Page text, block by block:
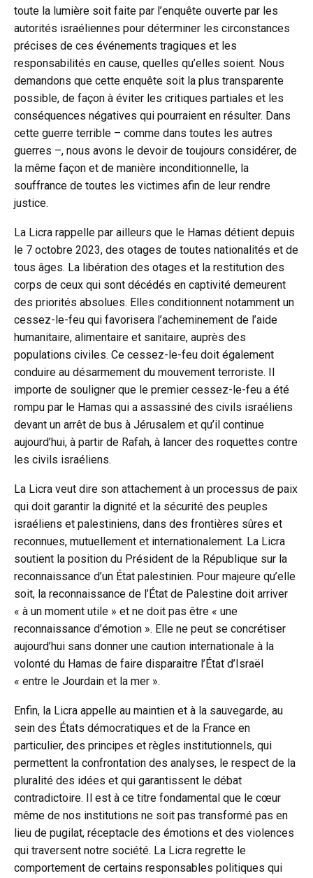
toute la lumière soit faite par l’enquête ouverte par les
autorités israéliennes pour déterminer les circonstances
précises de ces événements tragiques et les
responsabilités en cause, quelles qu’elles soient. Nous
demandons que cette enquête soit la plus transparente
possible, de façon à éviter les critiques partiales et les
conséquences négatives qui pourraient en résulter. Dans
cette guerre terrible – comme dans toutes les autres
guerres –, nous avons le devoir de toujours considérer, de
la même façon et de manière inconditionnelle, la
souffrance de toutes les victimes afin de leur rendre
justice.
La Licra rappelle par ailleurs que le Hamas détient depuis
le 7 octobre 2023, des otages de toutes nationalités et de
tous âges. La libération des otages et la restitution des
corps de ceux qui sont décédés en captivité demeurent
des priorités absolues. Elles conditionnent notamment un
cessez-le-feu qui favorisera l’acheminement de l’aide
humanitaire, alimentaire et sanitaire, auprès des
populations civiles. Ce cessez-le-feu doit également
conduire au désarmement du mouvement terroriste. Il
importe de souligner que le premier cessez-le-feu a été
rompu par le Hamas qui a assassiné des civils israéliens
devant un arrêt de bus à Jérusalem et qu’il continue
aujourd’hui, à partir de Rafah, à lancer des roquettes contre
les civils israéliens.
La Licra veut dire son attachement à un processus de paix
qui doit garantir la dignité et la sécurité des peuples
israéliens et palestiniens, dans des frontières sûres et
reconnues, mutuellement et internationalement. La Licra
soutient la position du Président de la République sur la
reconnaissance d’un État palestinien. Pour majeure qu’elle
soit, la reconnaissance de l’État de Palestine doit arriver
« à un moment utile » et ne doit pas être « une
reconnaissance d’émotion ». Elle ne peut se concrétiser
aujourd’hui sans donner une caution internationale à la
volonté du Hamas de faire disparaitre l’État d’Israël
« entre le Jourdain et la mer ».
Enfin, la Licra appelle au maintien et à la sauvegarde, au
sein des États démocratiques et de la France en
particulier, des principes et règles institutionnels, qui
permettent la confrontation des analyses, le respect de la
pluralité des idées et qui garantissent le débat
contradictoire. Il est à ce titre fondamental que le cœur
même de nos institutions ne soit pas transformé pas en
lieu de pugilat, réceptacle des émotions et des violences
qui traversent notre société. La Licra regrette le
comportement de certains responsables politiques qui